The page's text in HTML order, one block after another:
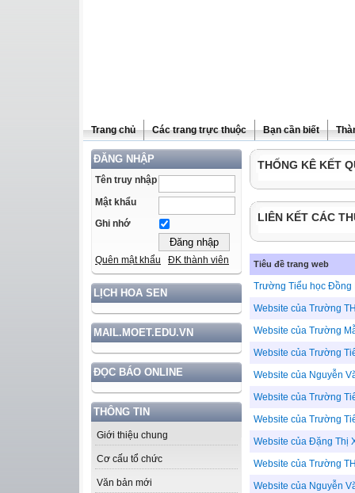
Trang chủ Các trang trực thuộc Bạn cần biết
ĐĂNG NHẬP
Tên truy nhập
Mật khẩu
Ghi nhớ
Quên mật khẩu ĐK thành viên
LỊCH HOA SEN
MAIL.MOET.EDU.VN
ĐỌC BÁO ONLINE
THÔNG TIN
Giới thiệu chung
Cơ cấu tổ chức
Văn bản mới
THỐNG KÊ KẾT
LIÊN KẾT CÁC
Tiêu đề trang web
Trường Tiểu học Đồng
Website của Trường
Website của Trường
Website của Trường
Website của Nguyễn
Website của Trường
Website của Trường
Website của Đặng Thị
Website của Trường
Website của Nguyễn